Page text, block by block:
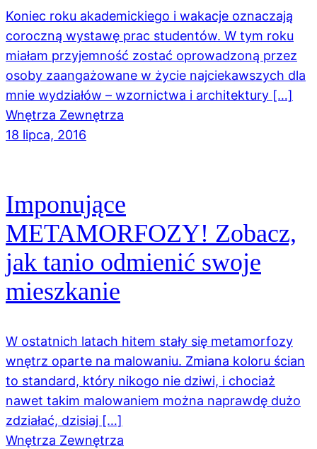
Koniec roku akademickiego i wakacje oznaczają
coroczną wystawę prac studentów. W tym roku
miałam przyjemność zostać oprowadzoną przez
osoby zaangażowane w życie najciekawszych dla
mnie wydziałów – wzornictwa i architektury […]
Wnętrza Zewnętrza
18 lipca, 2016
Imponujące
METAMORFOZY! Zobacz,
jak tanio odmienić swoje
mieszkanie
W ostatnich latach hitem stały się metamorfozy
wnętrz oparte na malowaniu. Zmiana koloru ścian
to standard, który nikogo nie dziwi, i chociaż
nawet takim malowaniem można naprawdę dużo
zdziałać, dzisiaj […]
Wnętrza Zewnętrza